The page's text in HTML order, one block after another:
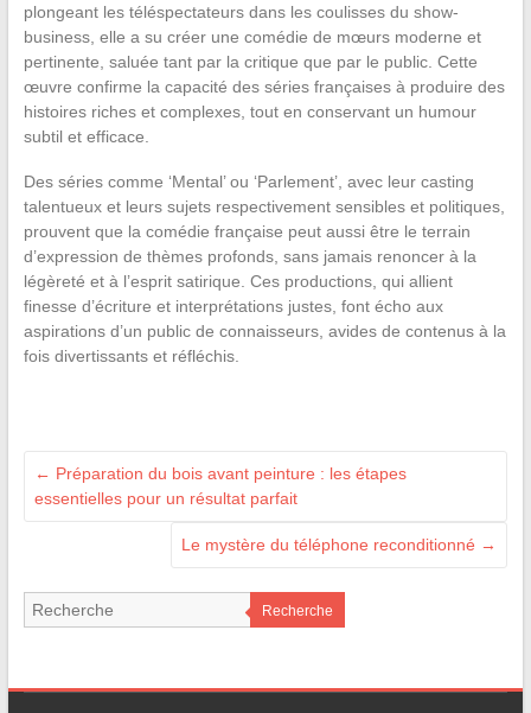
plongeant les téléspectateurs dans les coulisses du show-
business, elle a su créer une comédie de mœurs moderne et
pertinente, saluée tant par la critique que par le public. Cette
œuvre confirme la capacité des séries françaises à produire des
histoires riches et complexes, tout en conservant un humour
subtil et efficace.
Des séries comme ‘Mental’ ou ‘Parlement’, avec leur casting
talentueux et leurs sujets respectivement sensibles et politiques,
prouvent que la comédie française peut aussi être le terrain
d’expression de thèmes profonds, sans jamais renoncer à la
légèreté et à l’esprit satirique. Ces productions, qui allient
finesse d’écriture et interprétations justes, font écho aux
aspirations d’un public de connaisseurs, avides de contenus à la
fois divertissants et réfléchis.
← Préparation du bois avant peinture : les étapes
essentielles pour un résultat parfait
Le mystère du téléphone reconditionné →
Recherche